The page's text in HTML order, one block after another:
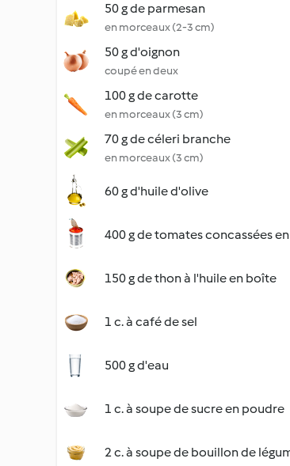
50 g de parmesan
en morceaux (2-3 cm)
50 g d'oignon
coupé en deux
100 g de carotte
en morceaux (3 cm)
70 g de céleri branche
en morceaux (3 cm)
60 g d'huile d'olive
400 g de tomates concassées
150 g de thon à l'huile en boîte
1 c. à café de sel
500 g d'eau
1 c. à soupe de sucre en poudre
2 c. à soupe de bouillon de